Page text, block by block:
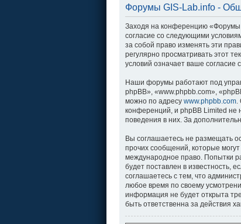
Форумы GIS-Lab.info -
Заходя на конференцию «Форумы
согласие со следующими
за собой право изменять эти
регулярно просматривать этот
условий означает ваше согласие
Наши форумы работают под
phpBB», «www.phpbb.com»,
можно по адресу www.phpbb.com.
конференций, и phpBB Limited не
поведения в них. За
Вы соглашаетесь не размещать
прочих сообщений, которые
международное право. Попытки
будет поставлен в известность,
соглашаетесь с тем, что
любое время по своему
информация не будет открыта
быть ответственна за действия